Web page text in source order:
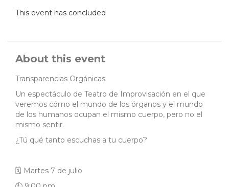
This event has concluded
About this event
Transparencias Orgánicas
Un espectáculo de Teatro de Improvisación en el que
veremos cómo el mundo de los órganos y el mundo
de los humanos ocupan el mismo cuerpo, pero no el
mismo sentir.
¿Tú qué tanto escuchas a tu cuerpo?
🗓 Martes 7 de julio